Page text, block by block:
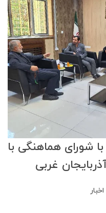
شورای هماهنگی با
غربی
اخبار